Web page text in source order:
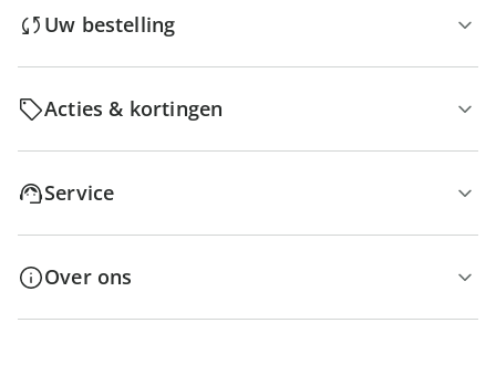
Uw bestelling
Acties & kortingen
Service
Over ons